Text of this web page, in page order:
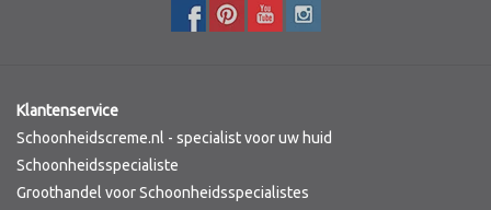
Klantenservice
Schoonheidscreme.nl - specialist voor uw huid
Schoonheidsspecialiste
Groothandel voor Schoonheidsspecialistes